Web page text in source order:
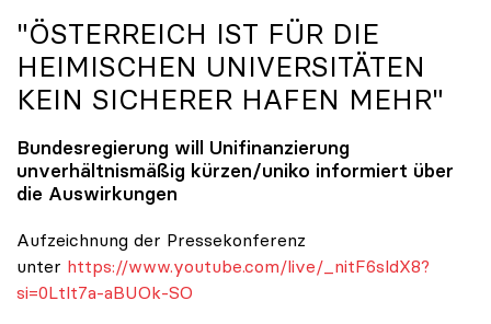
"ÖSTERREICH IST FÜR DIE
HEIMISCHEN UNIVERSITÄTEN
KEIN SICHERER HAFEN MEHR"
Bundesregierung will Unifinanzierung
unverhältnismäßig kürzen/uniko informiert über
die Auswirkungen
Aufzeichnung der Pressekonferenz
unter https://www.youtube.com/live/_nitF6sldX8?
si=0Ltlt7a-aBUOk-SO